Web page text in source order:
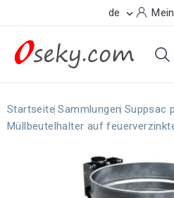
de 
Startseite Sammlungen Suppsac
Müllbeutelhalter auf